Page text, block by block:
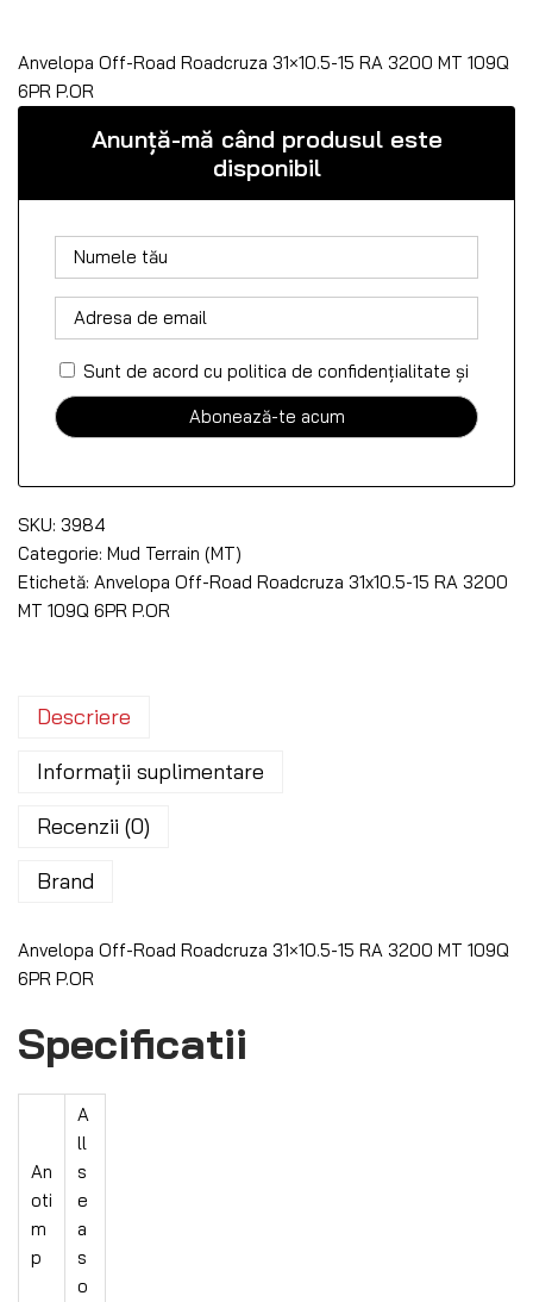
Anvelopa Off-Road Roadcruza 31×10.5-15 RA 3200 MT 109Q
6PR P.OR
Anunță-mă când produsul este
disponibil
Sunt de acord cu politica de confidențialitate și
SKU: 3984
Categorie: Mud Terrain (MT)
Etichetă: Anvelopa Off-Road Roadcruza 31x10.5-15 RA 3200
MT 109Q 6PR P.OR
Descriere
Informații suplimentare
Recenzii (0)
Brand
Anvelopa Off-Road Roadcruza 31×10.5-15 RA 3200 MT 109Q
6PR P.OR
Specificatii
An
oti
m
p
A
ll
s
e
a
s
o